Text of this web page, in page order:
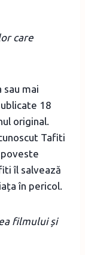
care
sau mai
18
original.
Tafiti
îl salvează
în pericol.
filmului și